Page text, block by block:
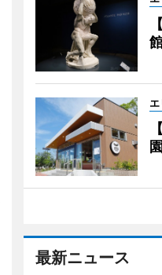
最新ニュース